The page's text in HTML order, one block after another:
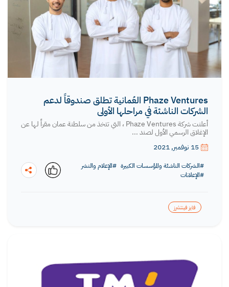
Phaze Ventures العُمانية تطلق صندوقاً لدعم
الشركات الناشئة في مراحلها الأولى
أعلنت شركة Phaze Ventures ، التي تتخذ من سلطنة عمان مقراً لها عن
الإغلاق الرسمي الأول لصند ...
15 نوفمبر, 2021
#الشركات الناشئة والمؤسسات الكبيرة #الإعلام والنشر
#الإعلانات
فايز فينتشرز